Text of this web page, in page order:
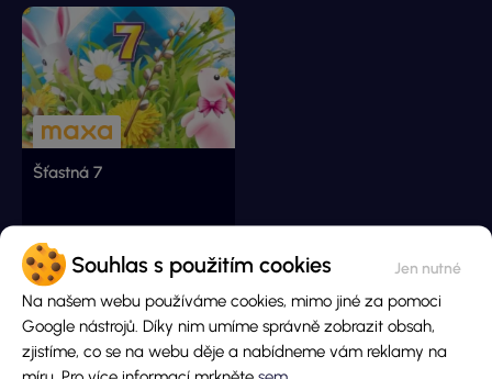
Souhlas s použitím cookies
Na našem webu používáme cookies, mimo jiné za pomoci
Google nástrojů. Díky nim umíme správně zobrazit obsah,
zjistíme, co se na webu děje a nabídneme vám reklamy na
Šťastná 7
Hlavní cena
5 000 000 Kč
Cena losu
100 Kč
DETAIL LOSU